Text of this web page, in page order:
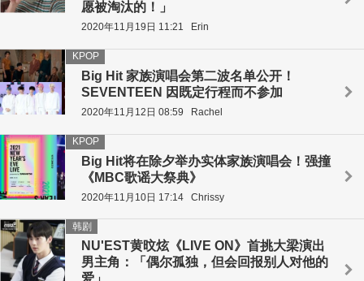
愿被淘汰的！」
2020年11月19日 11:21 Erin
Big Hit 家族演唱会第二波名单公开！
SEVENTEEN 因既定行程而不参加
KPOP
2020年11月12日 08:59 Rachel
Big Hit将在除夕举办实体家族演唱会！强撞
《MBC歌谣大祭典》
KPOP
2020年11月10日 17:14 Chrissy
NU'EST黄旼炫《LIVE ON》首挑大梁演出
男主角：「偶尔孤独，但会回报别人对他的
韩剧